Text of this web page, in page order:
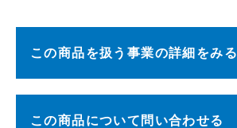
この商品を扱う事業の詳細をみる
この商品について問い合わせる